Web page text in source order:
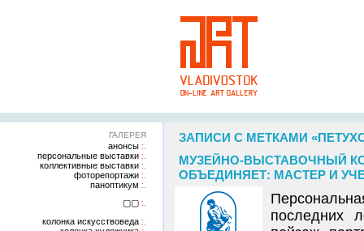
ГАЛЕРЕЯ
анонсы
персональные выставки
коллективные выставки
фоторепортажи
паноптикум
▢▢
колонка искусствоведа
ЗАПИСИ С МЕТКАМИ
МУЗЕЙНО-ВЫСТАВОЧНЫЙ
ОБЪЕДИНЯЕТ: МАСТЕР И
последних